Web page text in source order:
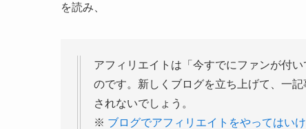
を読み、
アフィリエイトは「今すでにファンが付
のです。新しくブログを立ち上げて、一
されないでしょう。
※ ブログでアフィリエイトをやってはい